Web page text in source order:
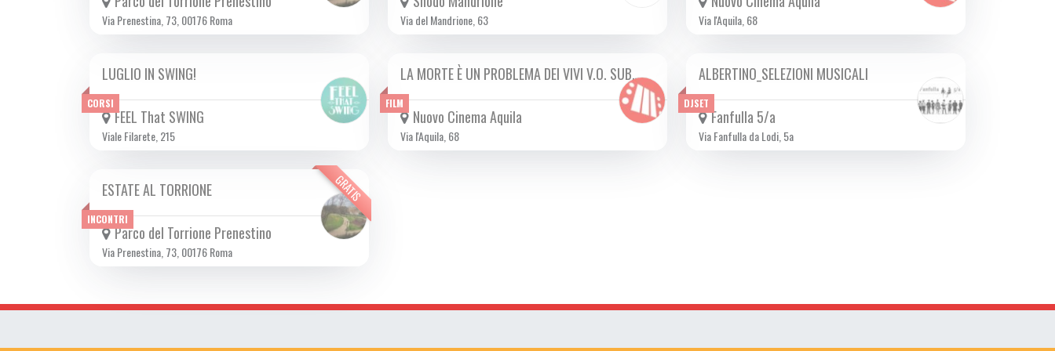
Via Prenestina, 73, 00176 Roma Via del Mandrione, 63 Via l'Aquila, 68
CORSI
DA LUN 01/07 A MER 24/07 2024
LUGLIO IN SWING!
FEEL That SWING
Viale Filarete, 215
FILM
DA GIO 04/07 A MER 24/07 2024
LA MORTE È UN PROBLEMA DEI VIVI V.O. SUB…
Nuovo Cinema Aquila
Via l'Aquila, 68
DJSET
MER 24/07 2024
ALBERTINO_SELEZIONI MUSICALI
Fanfulla 5/a
Via Fanfulla da Lodi, 5a
INCONTRI
GRATIS
DA SAB 15/06 A DOM 15/09 2024
ESTATE AL TORRIONE
Parco del Torrione Prenestino
Via Prenestina, 73, 00176 Roma